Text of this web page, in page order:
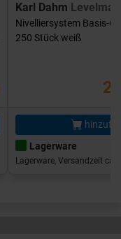
Karl Dahm Levelmac
Nivelliersystem Basis-
250 Stück weiß
Lagerware
Lagerware, Versandzeit ca.